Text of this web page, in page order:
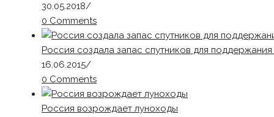
30.05.2018/
0 Comments
Россия создала запас спутников для
16.06.2015/
0 Comments
Россия возрождает луноходы